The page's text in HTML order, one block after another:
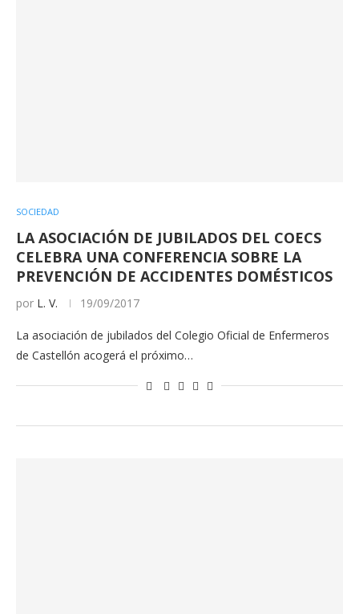
SOCIEDAD
LA ASOCIACIÓN DE JUBILADOS DEL COECS
CELEBRA UNA CONFERENCIA SOBRE LA
PREVENCIÓN DE ACCIDENTES DOMÉSTICOS
por L. V. 19/09/2017
La asociación de jubilados del Colegio Oficial de Enfermeros
de Castellón acogerá el próximo…